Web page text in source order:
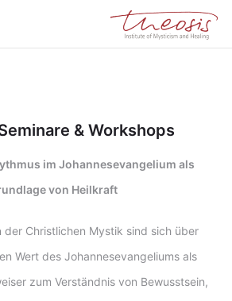
& Workshops
im Johannesevangelium als
von Heilkraft
der Christlichen Mystik sind sich über
Wert des Johannesevangeliums als
zum Verständnis von Bewusstsein,